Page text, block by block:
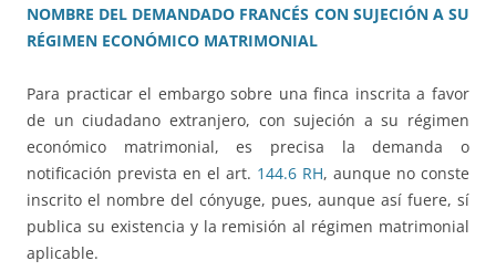
NOMBRE DEL DEMANDADO FRANCÉS CON SUJECIÓN A SU
RÉGIMEN ECONÓMICO MATRIMONIAL
Para practicar el embargo sobre una finca inscrita a favor
de un ciudadano extranjero, con sujeción a su régimen
económico matrimonial, es precisa la demanda o
notificación prevista en el art. 144.6 RH, aunque no conste
inscrito el nombre del cónyuge, pues, aunque así fuere, sí
publica su existencia y la remisión al régimen matrimonial
aplicable.